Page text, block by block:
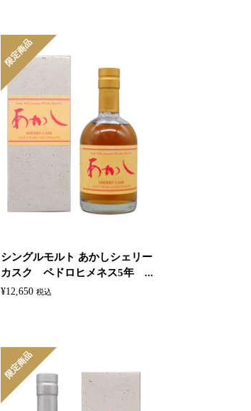
限定商品
シングルモルト あかしシェリー
カスク ペドロヒメネス5年 ...
¥12,650 税込
限定商品